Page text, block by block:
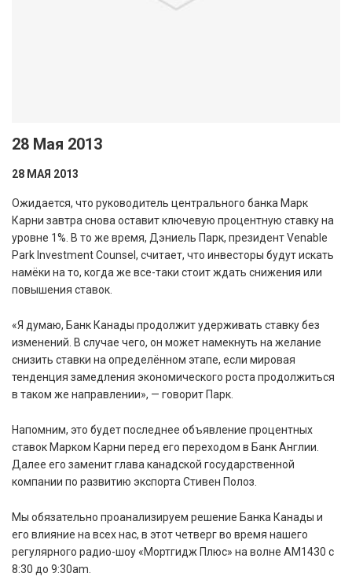
28 Мая 2013
28 МАЯ 2013
Ожидается, что руководитель центрального банка Марк
Карни завтра снова оставит ключевую процентную ставку на
уровне 1%. В то же время, Дэниель Парк, президент Venable
Park Investment Counsel, считает, что инвесторы будут искать
намёки на то, когда же все-таки стоит ждать снижения или
повышения ставок.
«Я думаю, Банк Канады продолжит удерживать ставку без
изменений. В случае чего, он может намекнуть на желание
снизить ставки на определённом этапе, если мировая
тенденция замедления экономического роста продолжиться
в таком же направлении», — говорит Парк.
Напомним, это будет последнее объявление процентных
ставок Марком Карни перед его переходом в Банк Англии.
Далее его заменит глава канадской государственной
компании по развитию экспорта Стивен Полоз.
Мы обязательно проанализируем решение Банка Канады и
его влияние на всех нас, в этот четверг во время нашего
регулярного радио-шоу «Мортгидж Плюс» на волне АМ1430 с
8:30 до 9:30am.